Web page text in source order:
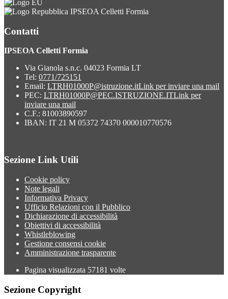
IPSEOA Celletti Formia
Contatti
IPSEOA Celletti Formia
Via Gianola s.n.c. 04023 Formia LT
Tel: 0771/725151
Email: LTRH01000P@istruzione.itLink per inviare una mail
PEC: LTRH01000P@PEC.ISTRUZIONE.ITLink per
inviare una mail
C.F.: 81003890597
IBAN: IT 21 M 05372 74370 000010770576
Sezione Link Utili
Cookie policy
Note legali
Informativa Privacy
Ufficio Relazioni con il Pubblico
Dichiarazione di accessibilità
Obiettivi di accessibilità
Whistleblowing
Gestione consensi cookie
Amministrazione trasparente
Pagina visualizzata 57181 volte
Sezione Copyright